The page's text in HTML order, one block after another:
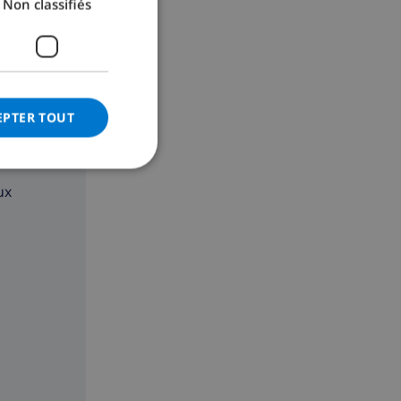
CATALAN
DANISH
Non classifiés
TOUT